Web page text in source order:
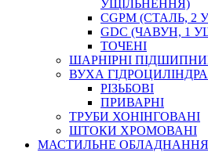
УЩІЛЬНЕННЯ)
CGPM (СТАЛЬ,
GDC (ЧАВУН, 1
ТОЧЕНІ
ШАРНІРНІ
ВУХА ГІДРОЦИЛІНДРА
РІЗЬБОВІ
ПРИВАРНІ
ТРУБИ ХОНІНГОВАНІ
ШТОКИ ХРОМОВАНІ
МАСТИЛЬНЕ ОБЛАДНАННЯ